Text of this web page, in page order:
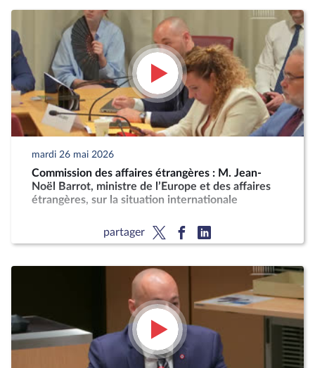
mardi 26 mai 2026
Commission des affaires étrangères : M. Jean-
Noël Barrot, ministre de l’Europe et des affaires
étrangères, sur la situation internationale
partager